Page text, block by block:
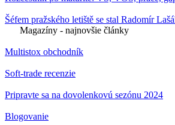
Šéfem pražského letiště se stal Radomír
Magazíny - najnovšie články
Multistox obchodník
Soft-trade recenzie
Pripravte sa na dovolenkovú sezónu 2024
Blogovanie